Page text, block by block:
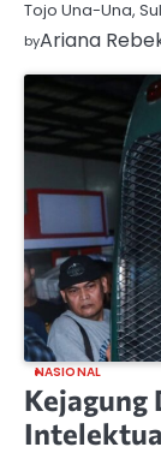
Tojo Una-Una,
byAriana
NASIONAL